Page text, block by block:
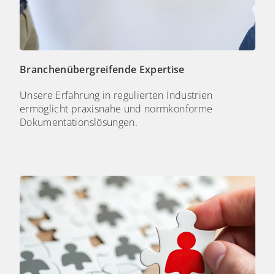
Branchenübergreifende Expertise
Unsere Erfahrung in regulierten Industrien
ermöglicht praxisnahe und normkonforme
Dokumentationslösungen.